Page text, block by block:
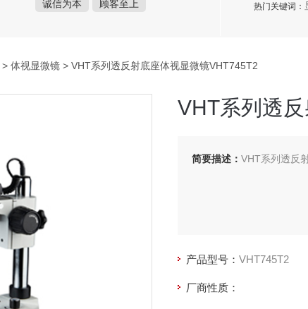
诚信为本 顾客至上 热门关键词：
> 体视显微镜 > VHT系列透反射底座体视显微镜VHT745T2
VHT系列透
简要描述： VHT系列透反
产品型号： VHT745T2
厂商性质：